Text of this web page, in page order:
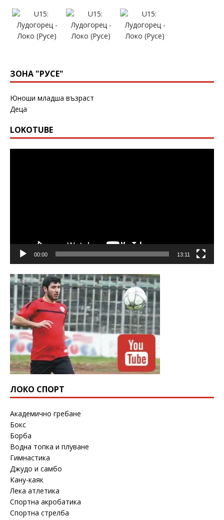
ЗОНА "РУСЕ"
Юноши младша възраст
Деца
LOKOTUBE
00:00 13:11
ЛОКО СПОРТ
Академично гребане
Бокс
Борба
Водна топка и плуване
Гимнастика
Джудо и самбо
Кану-каяк
Лека атлетика
Спортна акробатика
Спортна стрелба